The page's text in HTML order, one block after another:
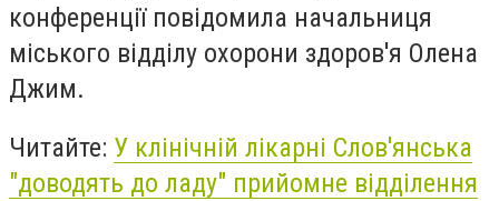
конференції повідомила начальниця
міського відділу охорони здоров'я Олена
Джим.
Читайте: У клінічній лікарні Слов'янська
"доводять до ладу" прийомне відділення